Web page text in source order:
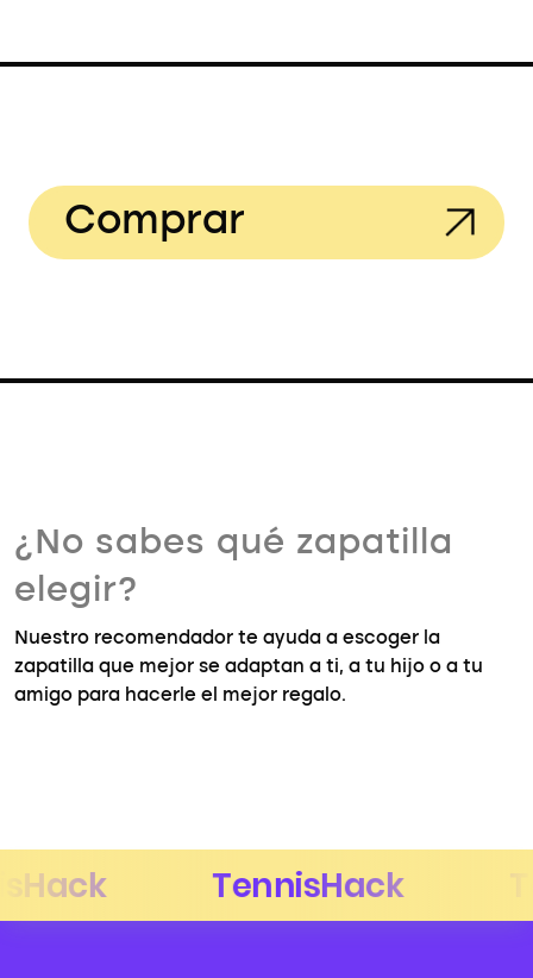
Comprar
¿No sabes qué zapatilla
elegir?
Nuestro recomendador te ayuda a escoger la
zapatilla que mejor se adaptan a ti, a tu hijo o a tu
amigo para hacerle el mejor regalo.